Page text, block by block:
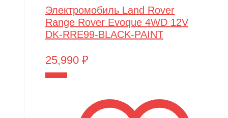
Электромобиль Land Rover
Range Rover Evoque 4WD 12V
DK-RRE99-BLACK-PAINT
25,990 ₽